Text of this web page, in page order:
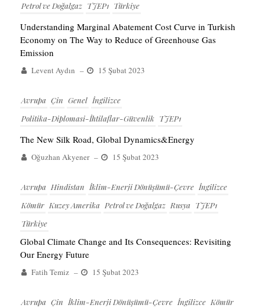
Petrol ve Doğalgaz TJEP1 Türkiye
Understanding Marginal Abatement Cost Curve in Turkish
Economy on The Way to Reduce of Greenhouse Gas
Emission
Levent Aydın – 15 Şubat 2023
Avrupa Çin Genel İngilizce
Politika-Diplomasi-İhtilaflar-Güvenlik TJEP1
The New Silk Road, Global Dynamics&Energy
Oğuzhan Akyener – 15 Şubat 2023
Avrupa Hindistan İklim-Enerji Dönüşümü-Çevre İngilizce
Kömür Kuzey Amerika Petrol ve Doğalgaz Rusya TJEP1
Türkiye
Global Climate Change and Its Consequences: Revisiting
Our Energy Future
Fatih Temiz – 15 Şubat 2023
Avrupa Çin İklim-Enerji Dönüşümü-Çevre İngilizce Kömür